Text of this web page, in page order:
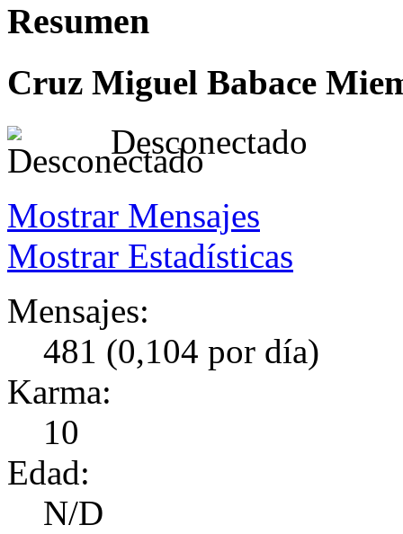
Resumen
Cruz Miguel Babace
Desconectado
Mostrar Mensajes
Mostrar Estadísticas
Mensajes:
481 (0,104 por día)
Karma:
10
Edad:
N/D